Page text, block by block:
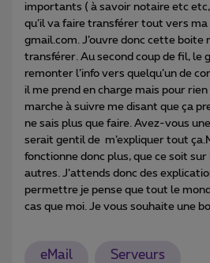
importants ( à savoir notaire etc
qu’il va faire transférer tout vers
gmail.com. J’ouvre donc cette boite
transférer. Au second coup de fil, le
remonter l’info vers quelqu’un de
il me prend en charge mais pour
marche à suivre me disant que ça
ne sais plus que faire. Avez-vous
serait gentil de m’expliquer tout
fonctionne donc plus, que ce soit
autres. J’attends donc des
permettre je pense que tout le
cas que moi. Je vous souhaite une
eMail Serveurs